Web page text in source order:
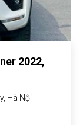
2022,
Hà Nội